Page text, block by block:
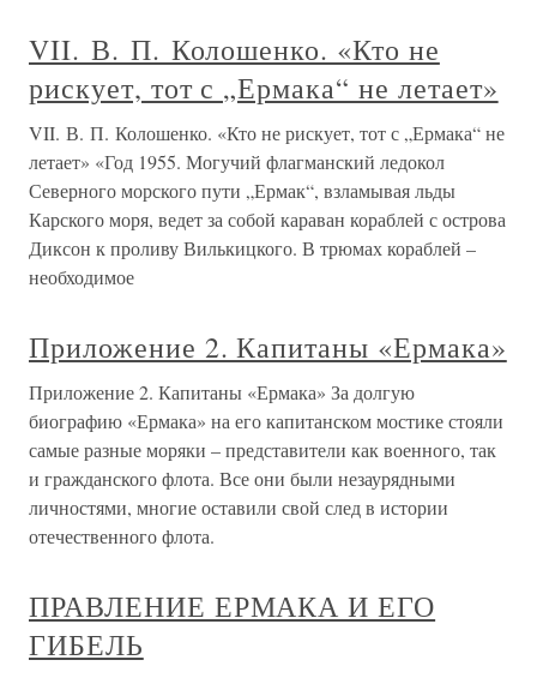
VII. В. П. Колошенко. «Кто не
рискует, тот с „Ермака“ не летает»
VII. В. П. Колошенко. «Кто не рискует, тот с „Ермака“ не
летает» «Год 1955. Могучий флагманский ледокол
Северного морского пути „Ермак“, взламывая льды
Карского моря, ведет за собой караван кораблей с острова
Диксон к проливу Вилькицкого. В трюмах кораблей –
необходимое
Приложение 2. Капитаны «Ермака»
Приложение 2. Капитаны «Ермака» За долгую
биографию «Ермака» на его капитанском мостике стояли
самые разные моряки – представители как военного, так
и гражданского флота. Все они были незаурядными
личностями, многие оставили свой след в истории
отечественного флота.
ПРАВЛЕНИЕ ЕРМАКА И ЕГО
ГИБЕЛЬ